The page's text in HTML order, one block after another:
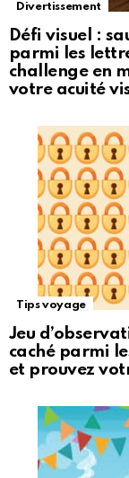
Divertissement
Défi visuel :
parmi les
challenge en
votre acuité
Tips voyage
Jeu
caché parmi
et prouvez